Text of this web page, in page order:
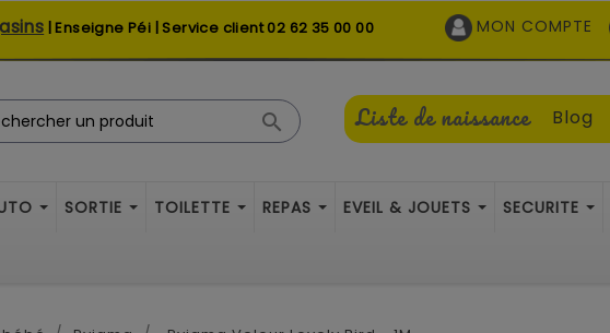
| Enseigne Péi | Service client02 62 35 00 00 MON COMPTE
Liste de naissance Blog

SORTIE TOILETTE REPAS EVEIL & JOUETS SECURITE